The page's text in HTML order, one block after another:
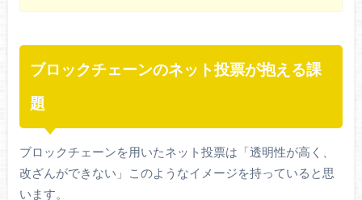
ブロックチェーンのネット投票が抱える課
題
ブロックチェーンを用いたネット投票は「透明性が高く、
改ざんができない」このようなイメージを持っていると思
います。